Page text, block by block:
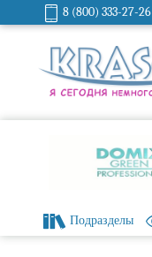
8 (800) 333-27-26
Подразделы